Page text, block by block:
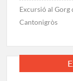
Excursió al Gorg
Cantonigròs